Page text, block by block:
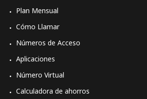
Plan Mensual
Cómo Llamar
Números de Acceso
Aplicaciones
Número Virtual
Calculadora de ahorros